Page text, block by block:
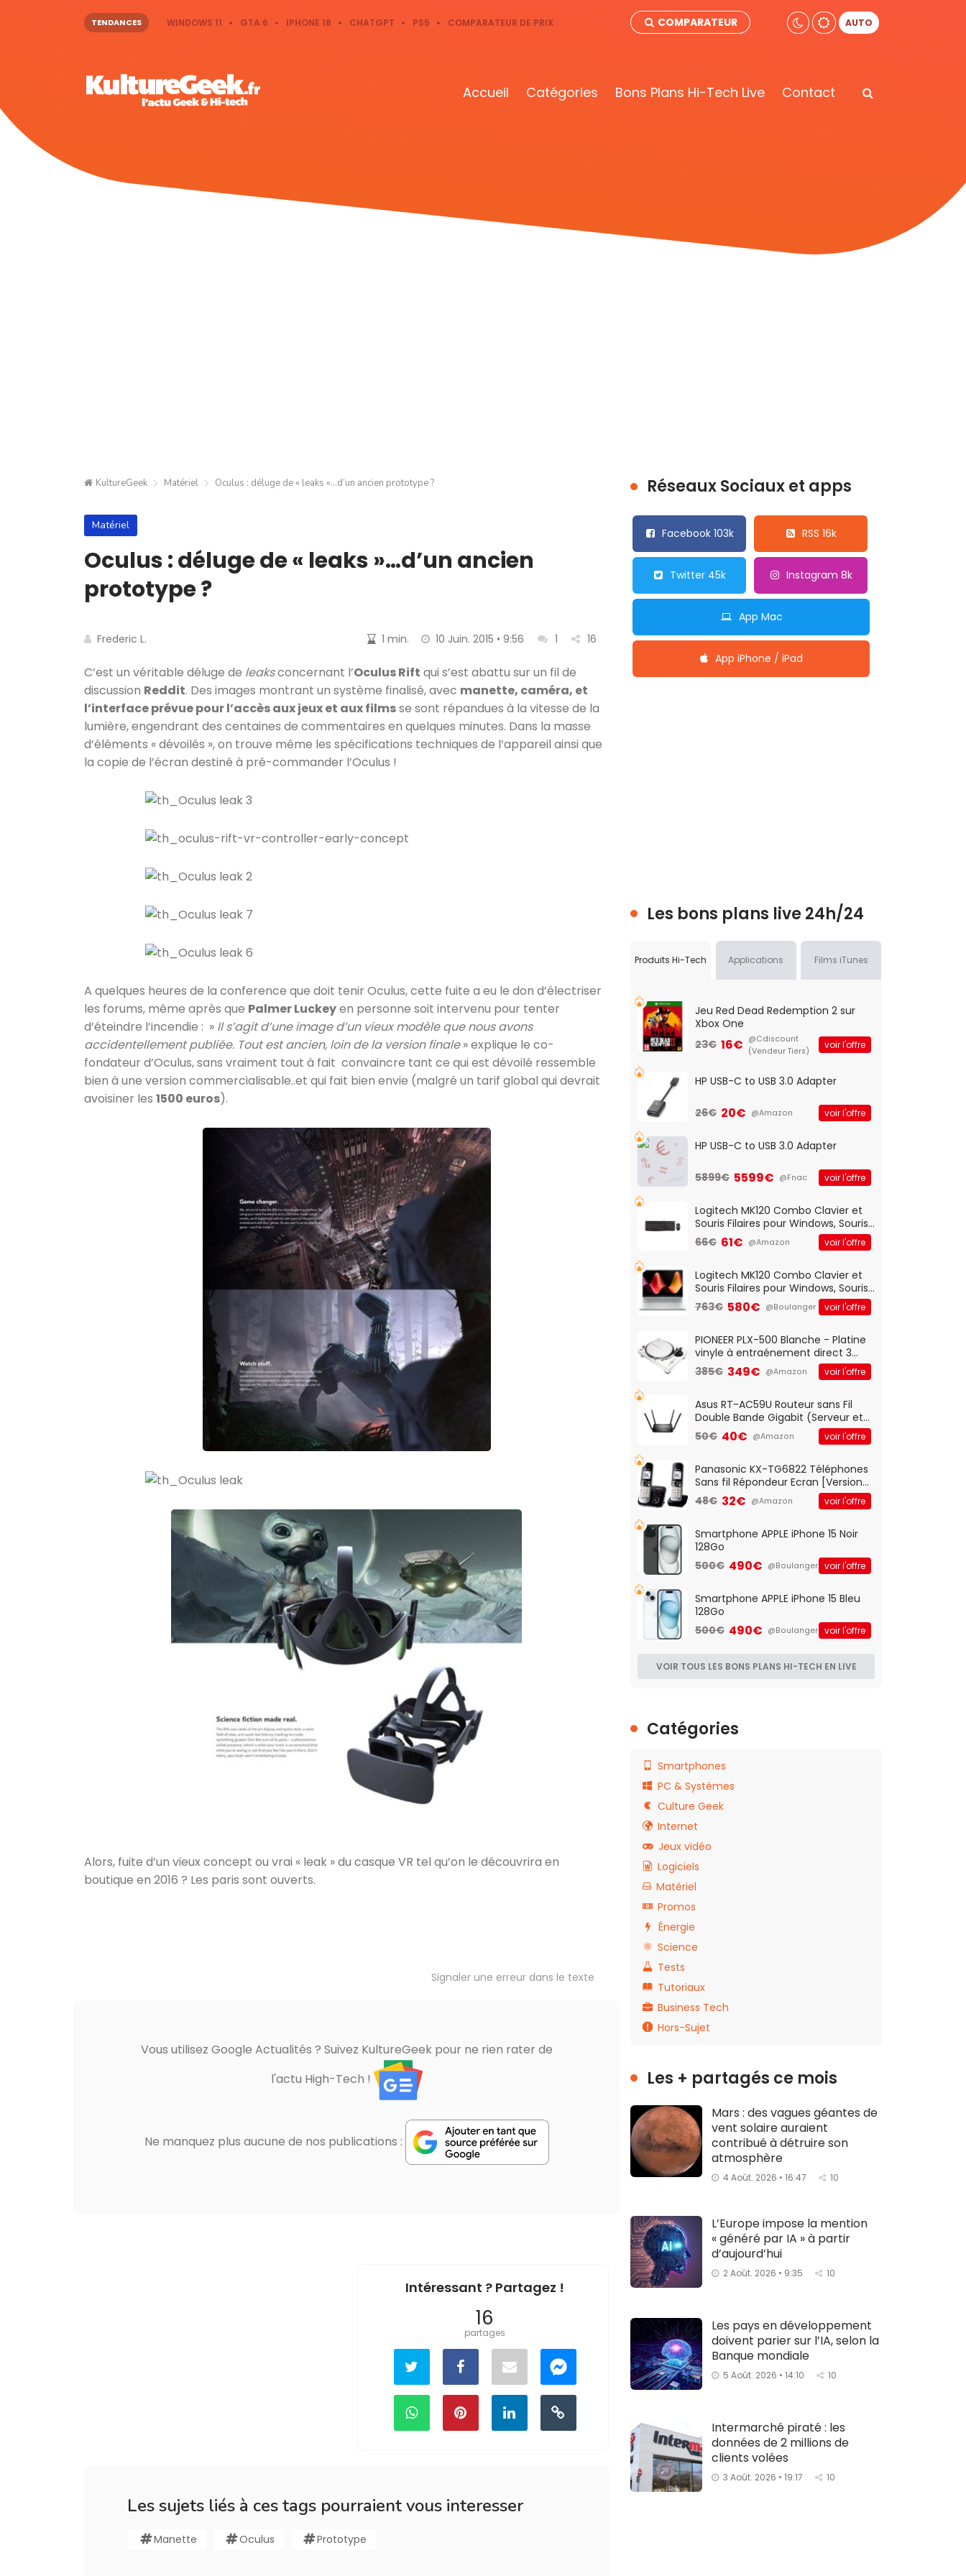
TENDANCES WINDOWS 11 GTA 6 IPHONE 18 CHATGPT PS5 COMPARATEUR DE PRIX COMPARATEUR AUTO
Accueil Catégories Bons Plans Hi-Tech Live Contact
KultureGeek Matériel Oculus : déluge de « leaks »…d’un ancien prototype ?
Matériel
Oculus : déluge de « leaks »…d’un ancien
prototype ?
Frederic L. 1 min. 10 Juin. 2015 • 9:56 1 16
C’est un véritable déluge de leaksconcernant l’Oculus Rift qui s’est abattu sur un fil de
discussion Reddit. Des images montrant un système finalisé, avec manette, caméra, et
l’interface prévue pour l’accès aux jeux et aux filmsse sont répandues à la vitesse de la
lumière, engendrant des centaines de commentaires en quelques minutes. Dans la masse
d’éléments « dévoilés », on trouve même les spécifications techniques de l’appareil ainsi que
la copie de l’écran destiné à pré-commander l’Oculus !
A quelques heures de la conference que doit tenir Oculus, cette fuite a eu le don d’électriser
les forums, même après que Palmer Luckeyen personne soit intervenu pour tenter
d’éteindre l’incendie : » Il s’agit d’une image d’un vieux modèle que nous avons
accidentellement publiée. Tout est ancien, loin de la version finale» explique le co-
fondateur d’Oculus, sans vraiment tout à fait convaincre tant ce qui est dévoilé ressemble
bien à une version commercialisable..et qui fait bien envie (malgré un tarif global qui devrait
avoisiner les 1500 euros).
Alors, fuite d’un vieux concept ou vrai « leak » du casque VR tel qu’on le découvrira en
boutique en 2016 ? Les paris sont ouverts.
Signaler une erreur dans le texte
Vous utilisez Google Actualités ? Suivez KultureGeek pour ne rien rater de
l'actu High-Tech !
Ne manquez plus aucune de nos publications :
Intéressant ? Partagez !
16
partages
Les sujets liés à ces tags pourraient vous interesser
Manette Oculus Prototype
Réseaux Sociaux et apps
Facebook 103k RSS 16k
Twitter 45k Instagram 8k
App Mac
App iPhone / iPad
Les bons plans live 24h/24
Produits Hi-Tech Applications Films iTunes
Jeu Red Dead Redemption 2 sur
Xbox One
23€ 16€ @Cdiscount
(Vendeur Tiers)
voir l'offre
HP USB-C to USB 3.0 Adapter
26€ 20€ @Amazon voir l'offre
HP USB-C to USB 3.0 Adapter
5899€ 5599€ @Fnac voir l'offre
Logitech MK120 Combo Clavier et
Souris Filaires pour Windows, Souris
Optique Filaire, Connexion USB Plug
And Play, Confortable, Taille
QWERTY UK - Noir
66€ 61€ @Amazon voir l'offre
Logitech MK120 Combo Clavier et
Souris Filaires pour Windows, Souris
Optique Filaire, Connexion USB Plug
And Play, Confortable, Taille
QWERTY UK - Noir
763€ 580€ @Boulanger voir l'offre
PIONEER PLX-500 Blanche - Platine
vinyle à entraénement direct 3
vitesses (33-45-78 trs/min) avec
pre-ampli intégré et port USB
385€ 349€ @Amazon voir l'offre
Asus RT-AC59U Routeur sans Fil
Double Bande Gigabit (Serveur et
Client VPN, Triple Vlan, Mode Point
d'accès et Bridge, contrôle
50€ 40€ @Amazon voir l'offre
Panasonic KX-TG6822 Téléphones
Sans fil Répondeur Ecran [Version
Française]
48€ 32€ @Amazon voir l'offre
Smartphone APPLE iPhone 15 Noir
128Go
500€ 490€ @Boulanger voir l'offre
Smartphone APPLE iPhone 15 Bleu
128Go
500€ 490€ @Boulanger voir l'offre
VOIR TOUS LES BONS PLANS HI-TECH EN LIVE
Catégories
Smartphones
PC & Systèmes
Culture Geek
Internet
Jeux vidéo
Logiciels
Matériel
Promos
Énergie
Science
Tests
Tutoriaux
Business Tech
Hors-Sujet
Les + partagés ce mois
Mars : des vagues géantes de
vent solaire auraient
contribué à détruire son
atmosphère
4 Août. 2026 • 16:47 10
L’Europe impose la mention
« généré par IA » à partir
d’aujourd’hui
2 Août. 2026 • 9:35 10
Les pays en développement
doivent parier sur l’IA, selon la
Banque mondiale
5 Août. 2026 • 14:10 10
Intermarché piraté : les
données de 2 millions de
clients volées
3 Août. 2026 • 19:17 10